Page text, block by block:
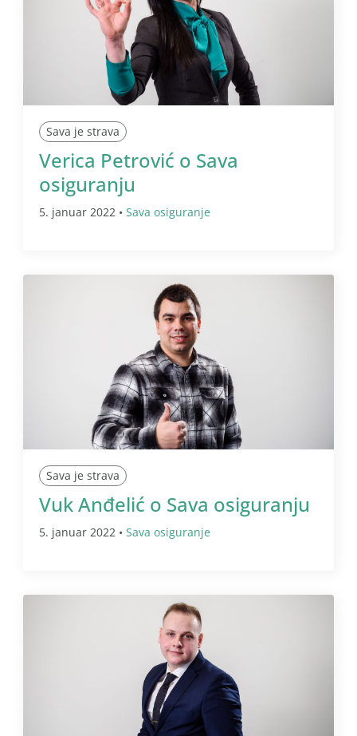
Sava je strava
Verica Petrović o Sava
osiguranju
5. januar 2022 • Sava osiguranje
Sava je strava
Vuk Anđelić o Sava osiguranju
5. januar 2022 • Sava osiguranje